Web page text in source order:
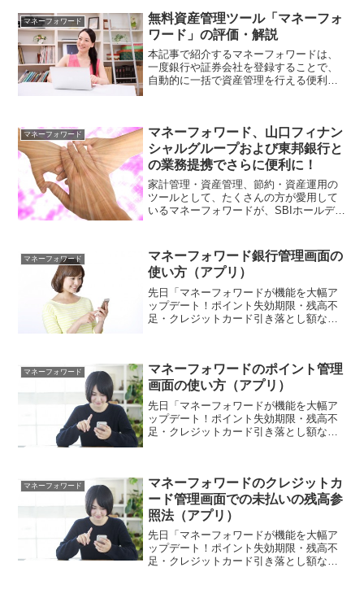
本記事では、その拡充機能の...
マネーフォワード
無料資産管理ツール「マネーフォ
ワード」の評価・解説
本記事で紹介するマネーフォワードは、
一度銀行や証券会社を登録することで、
自動的に一括で資産管理を行える便利無
括管理できる優れたツールで...
マネーフォワード
マネーフォワード、山口フィナン
シャルグループおよび東邦銀行と
の業務提携でさらに便利に！
家計管理・資産管理、節約・資産運用の
ツールとして、たくさんの方が愛用して
いるマネーフォワードが、SBIホールディ
提携を発表しました。現在でも十分使い
勝手が良いマネーフォ...
マネーフォワード
マネーフォワード銀行管理画面の
使い方（アプリ）
先日「マネーフォワードが機能を大幅ア
ップデート！ポイント失効期限・残高不
足・クレジットカード引き落とし額など
本記事では、その拡充機能の...
マネーフォワード
マネーフォワードのポイント管理
画面の使い方（アプリ）
先日「マネーフォワードが機能を大幅ア
ップデート！ポイント失効期限・残高不
足・クレジットカード引き落とし額など
本記事では、その拡充機能の...
マネーフォワード
マネーフォワードのクレジットカ
ード管理画面での未払いの残高参
照法（アプリ）
先日「マネーフォワードが機能を大幅ア
ップデート！ポイント失効期限・残高不
足・クレジットカード引き落とし額など